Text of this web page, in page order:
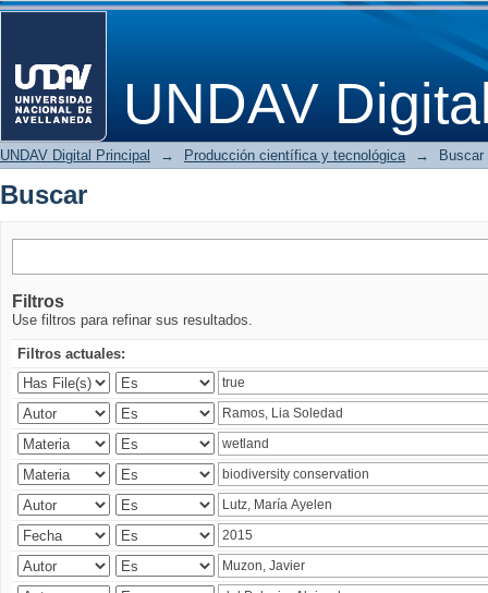
UNDAV
Buscar
UNDAV Digital Principal → Producción científica y tecnológica → Buscar
Buscar
Filtros
Use filtros para refinar sus resultados.
Filtros actuales: